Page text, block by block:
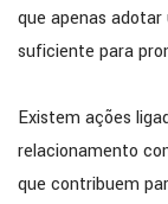
que apenas
suficiente para
Existem ações
relacionamento
que contribuem